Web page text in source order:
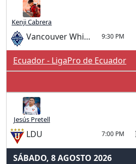
Kenji Cabrera
Vancouver Whitecaps 9:30 PM
Ecuador - LigaPro de Ecuador
Jesús Pretell
LDU 7:00 PM
SÁBADO, 8 AGOSTO 2026